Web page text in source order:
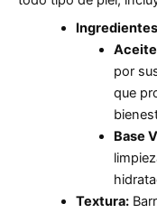
Aceite
por
que
Base
Textura: